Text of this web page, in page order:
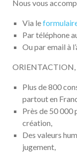
Nous vous
Via le
Par téléphone
Ou par email à
ORIENTACTION,
Plus de 800
partout en
Près de 50 000
création,
Des valeurs
jugement,